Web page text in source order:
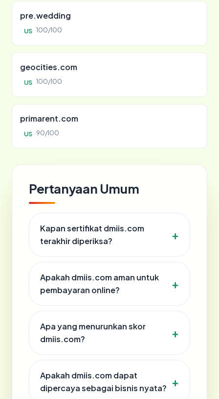
pre.wedding
US 100/100
geocities.com
US 100/100
primarent.com
US 90/100
Pertanyaan Umum
Kapan sertifikat dmiis.com
terakhir diperiksa?
Apakah dmiis.com aman untuk
pembayaran online?
Apa yang menurunkan skor
dmiis.com?
Apakah dmiis.com dapat
dipercaya sebagai bisnis nyata?